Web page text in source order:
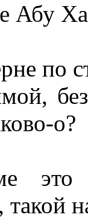
Абу
по
о?
это
такой